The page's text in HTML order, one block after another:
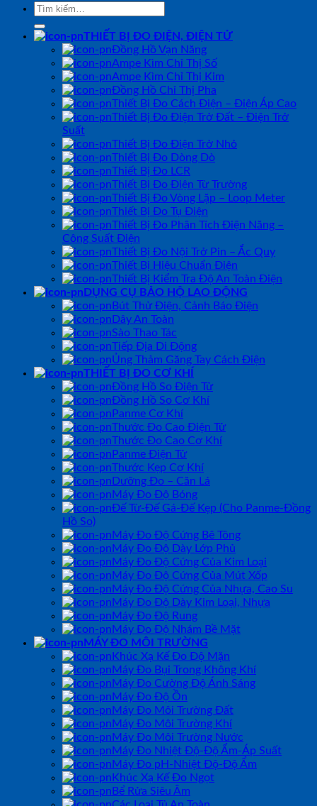
Tìm
THIẾT BỊ ĐO ĐIỆN, ĐIỆN TỬ
Đồng Hồ Vạn Năng
Ampe Kìm Chỉ Thị Số
Ampe Kìm Chỉ Thị Kim
Đồng Hồ Chỉ Thị Pha
Thiết Bị Đo Cách Điện – Điện Áp Cao
Thiết Bị Đo Điện Trở Đất – Điện Trở
Suất
Thiết Bị Đo Điện Trở Nhỏ
Thiết Bị Đo Dòng Dò
Thiết Bị Đo LCR
Thiết Bị Đo Điện Từ Trường
Thiết Bị Đo Vòng Lặp – Loop Meter
Thiết Bị Đo Tụ Điện
Thiết Bị Đo Phân Tích Điện Năng –
Công Suất Điện
Thiết Bị Đo Nội Trở Pin – Ắc Quy
Thiết Bị Hiệu Chuẩn Điện
Thiết Bị Kiểm Tra Độ An Toàn Điện
DỤNG CỤ BẢO HỘ LAO ĐỘNG
Bút Thử Điện, Cảnh Báo Điện
Dây An Toàn
Sào Thao Tác
Tiếp Địa Di Động
Ủng Thảm Găng Tay Cách Điện
THIẾT BỊ ĐO CƠ KHÍ
Đồng Hồ So Điện Tử
Đồng Hồ So Cơ Khí
Panme Cơ Khí
Thước Đo Cao Điện Tử
Thước Đo Cao Cơ Khí
Panme Điện Tử
Thước Kẹp Cơ Khí
Dưỡng Đo – Căn Lá
Máy Đo Độ Bóng
Đế Từ-Đế Gá-Đế Kẹp (Cho Panme-Đồng
Hồ So)
Máy Đo Độ Cứng Bê Tông
Máy Đo Độ Dày Lớp Phủ
Máy Đo Độ Cứng Của Kim Loại
Máy Đo Độ Cứng Của Mút Xốp
Máy Đo Độ Cứng Của Nhựa, Cao Su
Máy Đo Độ Dày Kim Loại, Nhựa
Máy Đo Độ Rung
Máy Đo Độ Nhám Bề Mặt
MÁY ĐO MÔI TRƯỜNG
Khúc Xạ Kế Đo Độ Mặn
Máy Đo Bụi Trong Không Khí
Máy Đo Cường Độ Ánh Sáng
Máy Đo Độ Ồn
Máy Đo Môi Trường Đất
Máy Đo Môi Trường Khí
Máy Đo Môi Trường Nước
Máy Đo Nhiệt Độ-Độ Ẩm-Áp Suất
Máy Đo pH-Nhiệt Độ-Độ Ẩm
Khúc Xạ Kế Đo Ngọt
Bể Rửa Siêu Âm